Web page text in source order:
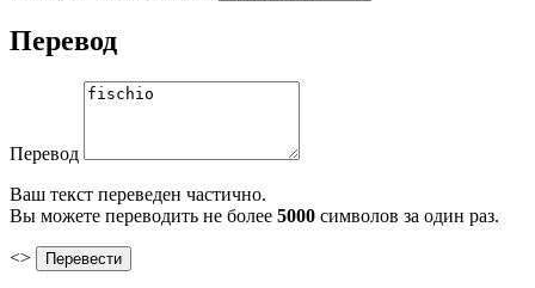
Перевод
Перевод
Ваш текст переведен частично.
Вы можете переводить не более 5000 символов за один раз.
<>